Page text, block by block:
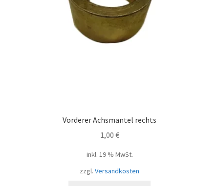
Vorderer Achsmantel rechts
1,00 €
inkl. 19 % MwSt.
zzgl. Versandkosten